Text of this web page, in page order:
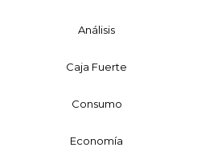
Análisis
Caja Fuerte
Consumo
Economía